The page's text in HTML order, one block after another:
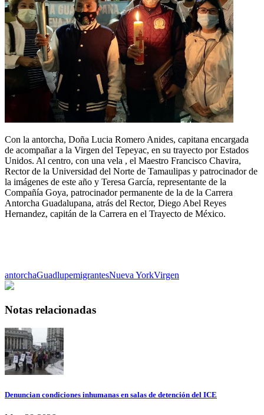
Con la antorcha, Doña Lucia Romero Anides, capitana encargada
de acompañar a la Virgen del Tepeyac, en su trayecto por Estados
Unidos. Al centro, con una vela , el Maestro Francisco Chavira,
Rector de la Universidad del Norte de Tamaulipas y patrocinador de
la imágenes de este año y Teresa García, representante de la
Compañía Goya, patrocinador permanente de la de la Carrera
Antorcha Guadalupana, atrás del Rector, Diego Abel Reyes
Hernandez, capitán de la Carrera en el Trayecto de México.
antorchaGuadlupemigrantesNueva YorkVirgen
Notas relacionadas
Denuncian condiciones inhumanas en salas de detención del ICE